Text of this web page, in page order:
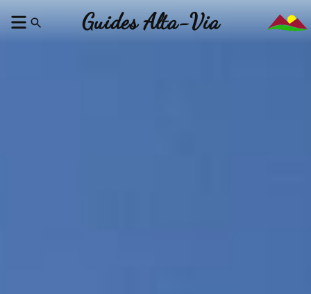
Guides Alta-Via